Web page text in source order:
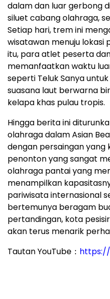
dalam dan luar gerbong
siluet cabang olahraga,
Setiap hari, trem ini
wisatawan menuju lokasi
itu, para atlet peserta
memanfaatkan waktu
seperti Teluk Sanya
suasana laut berwarna
kelapa khas pulau tropis.
Hingga berita ini
olahraga dalam Asian
dengan persaingan yang
penonton yang sangat
olahraga pantai yang
menampilkan
pariwisata internasional
bertemunya beragam
pertandingan, kota
akan terus menarik
Tautan YouTube： https://